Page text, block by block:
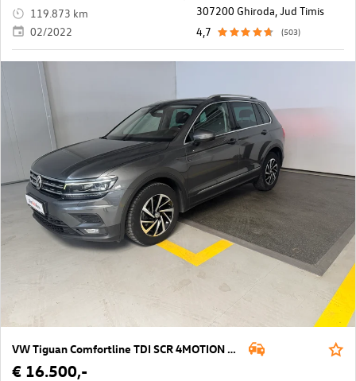
119.873 km
02/2022
307200 Ghiroda, Jud Timis
4,7
(503)
VW Tiguan Comfortline TDI SCR 4MOTION DSG
€ 16.500,-